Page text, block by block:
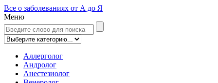
Все о заболеваниях от А до Я
Меню
Аллерголог
Андролог
Анестезиолог